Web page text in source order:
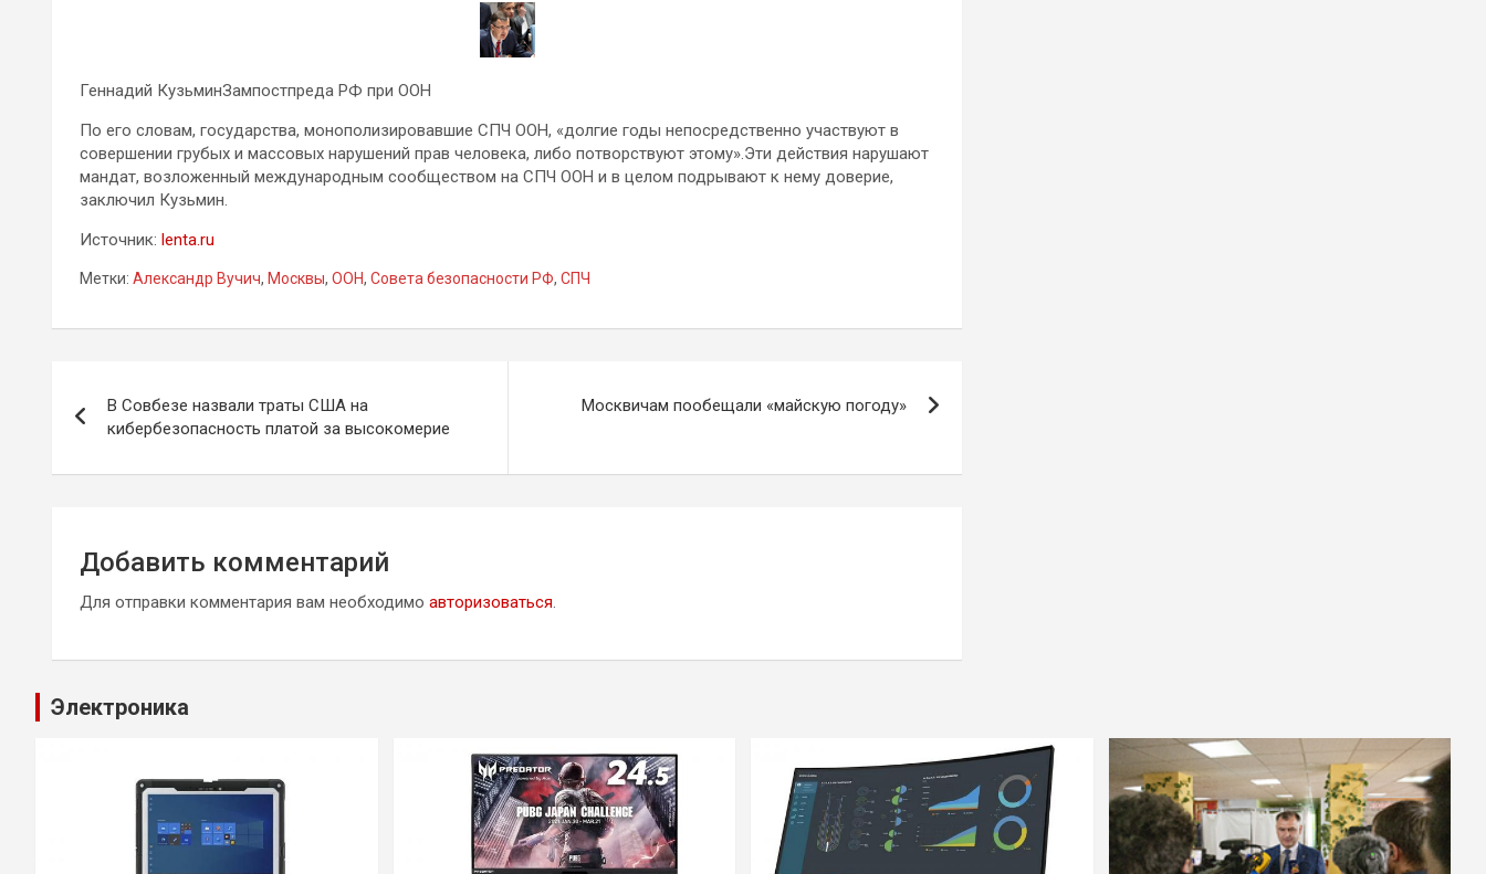
Геннадий КузьминЗампостпреда РФ при ООН
По его словам, государства, монополизировавшие СПЧ ООН, «долгие годы непосредственно участвуют в
совершении грубых и массовых нарушений прав человека, либо потворствуют этому».Эти действия нарушают
мандат, возложенный международным сообществом на СПЧ ООН и в целом подрывают к нему доверие,
заключил Кузьмин.
Источник: lenta.ru
Метки: Александр Вучич, Москвы, ООН, Совета безопасности РФ, СПЧ
по
записям
В Совбезе назвали траты США на
кибербезопасность платой за высокомерие
Москвичам пообещали «майскую погоду»
Добавить комментарий
Для отправки комментария вам необходимо авторизоваться.
Электроника